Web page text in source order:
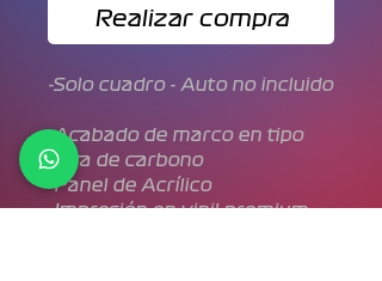
Realizar compra
-Solo cuadro - Auto no incluido
-Acabado de marco en tipo
fibra de carbono
-Panel de Acrílico
-Impresión en vinil premium